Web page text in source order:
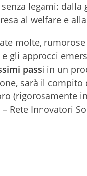
legami:
al welfare e
molte,
gli approcci
passi in un
sarà il compito
(rigorosamente
Rete Innovatori